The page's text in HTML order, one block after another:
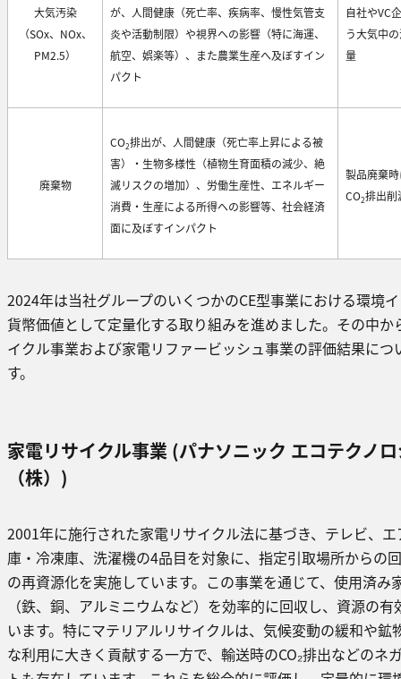
大気汚染
（SOx、NOx、
PM2.5）
が、人間健康（死亡率、疾病率、慢性気管支
炎や活動制限）や視界への影響（特に海運、
航空、娯楽等）、また農業生産へ及ぼすイン
パクト
自社やVC
う大気中
量
廃棄物
CO2排出が、人間健康（死亡率上昇による被
害）・生物多様性（植物生育面積の減少、絶
滅リスクの増加）、労働生産性、エネルギー
消費・生産による所得への影響等、社会経済
面に及ぼすインパクト
製品廃棄
CO2排出削
2024年は当社グループのいくつかのCE型事業における環境
貨幣価値として定量化する取り組みを進めました。その中か
イクル事業および家電リファービッシュ事業の評価結果につ
す。
家電リサイクル事業 (パナソニック エコテクノ
（株）)
2001年に施行された家電リサイクル法に基づき、テレビ、
庫・冷凍庫、洗濯機の4品目を対象に、指定引取場所からの
の再資源化を実施しています。この事業を通じて、使用済み
（鉄、銅、アルミニウムなど）を効率的に回収し、資源の
います。特にマテリアルリサイクルは、気候変動の緩和や鉱
な利用に大きく貢献する一方で、輸送時のCO₂排出などのネ